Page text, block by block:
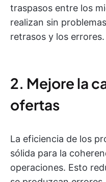
traspasos entre los
realizan sin
retrasos y los errores.
2. Mejore la
ofertas
La eficiencia de los
sólida para la
operaciones. Esto